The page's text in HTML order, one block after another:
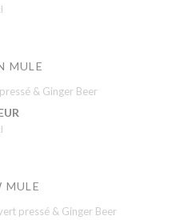
MULE
& Ginger Beer
MULE
pressé & Ginger Beer